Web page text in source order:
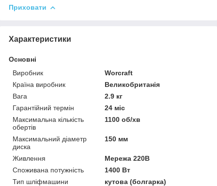
Приховати
Характеристики
Основні
Виробник
Worcraft
Країна виробник
Великобританія
Вага
2.9 кг
Гарантійний термін
24 міс
Максимальна кількість
обертів
1100 об/хв
Максимальний діаметр
диска
150 мм
Живлення
Мережа 220В
Споживана потужність
1400 Вт
Тип шліфмашини
кутова (болгарка)